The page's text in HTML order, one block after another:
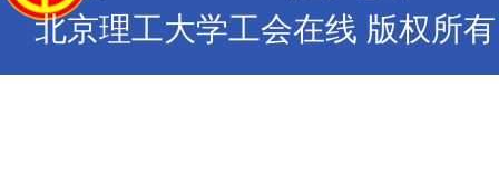
北京理工大学工会在线 版权所